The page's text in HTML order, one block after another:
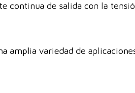
continua de salida con la
amplia variedad de